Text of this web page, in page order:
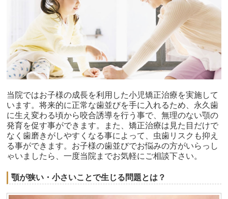
当院ではお子様の成長を利用した小児矯正治療を実施して
います。将来的に正常な歯並びを手に入れるため、永久歯
に生え変わる頃から咬合誘導を行う事で、無理のない顎の
発育を促す事ができます。また、矯正治療は見た目だけで
なく歯磨きがしやすくなる事によって、虫歯リスクも抑え
る事ができます。お子様の歯並びでお悩みの方がいらっし
ゃいましたら、一度当院までお気軽にご相談下さい。
顎が狭い・小さいことで生じる問題とは？